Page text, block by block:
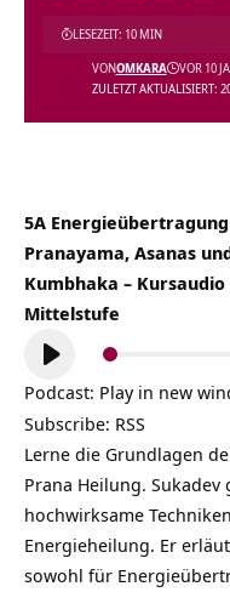
ZULETZT AKTUALISIERT:
VONOMKARA VOR 10
LESEZEIT: 10 MIN
5A
Pranayama, Asanas
Kumbhaka –
Mittelstufe
Audio-
Player
Podcast: Play in new
Subscribe: RSS
Lerne die Grundlagen
Prana Heilung.
hochwirksame
Energieheilung. Er
sowohl für